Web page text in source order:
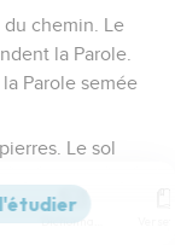
du chemin. Le
la Parole.
Parole semée
Le sol